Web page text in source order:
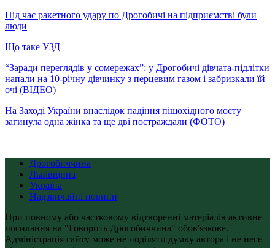
Під час ракетного удару по Дрогобичі на підприємстві були
люди
Що таке УЗД
“Заради переглядів у сомережах”: у Дрогобичі дівчата-підлітки
напали на 10-річну дівчинку з перцевим газом і забризкали їй
очі (ВІДЕО)
На Заході України внаслідок падіння пішохідного мосту
загинула одна жінка та ще дві постраждали (ФОТО)
Дрогобиччина
Львівщина
Україна
Надзвичайні новини
При повному або частковому відтворенні матеріалів активне
посилання на "Говорить Дрогобиччина" обов'язкове.
Адміністрація сайту може не поділяти думку автора і не несе